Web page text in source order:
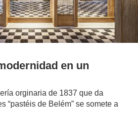
en un
orginaria de 1837 que da
“pastéis de Belém” se somete a